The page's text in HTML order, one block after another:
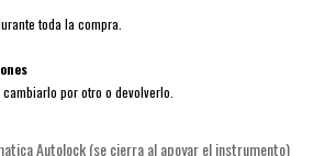
toda la compra.
por otro o devolverlo.
Autolock (se cierra al apoyar el instrumento)